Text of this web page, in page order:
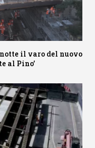
il varo del nuovo
al Pino’